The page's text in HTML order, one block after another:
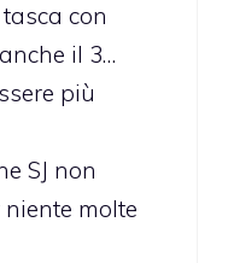
con
il 3…
più
SJ non
molte